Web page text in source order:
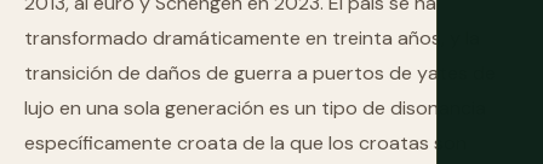
transformado dramáticamente en treinta años, y la
transición de daños de guerra a puertos de yates de
lujo en una sola generación es un tipo de disonancia
específicamente croata de la que los croatas son